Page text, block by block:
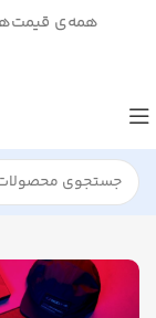
همه‌ی